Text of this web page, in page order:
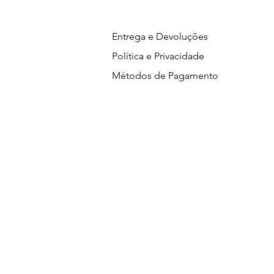
Entrega e Devoluções
Política e Privacidade
Métodos de Pagamento